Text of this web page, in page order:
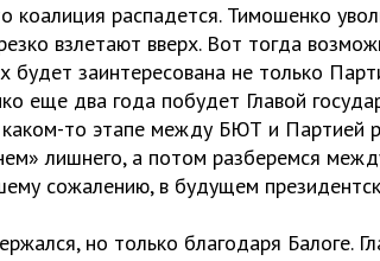
коалиция распадется. Тимошенко
взлетают вверх. Вот тогда
будет заинтересована не только
еще два года побудет Главой
то этапе между БЮТ и Партией
лишнего, а потом разберемся
сожалению, в будущем
но только благодаря Балоге.